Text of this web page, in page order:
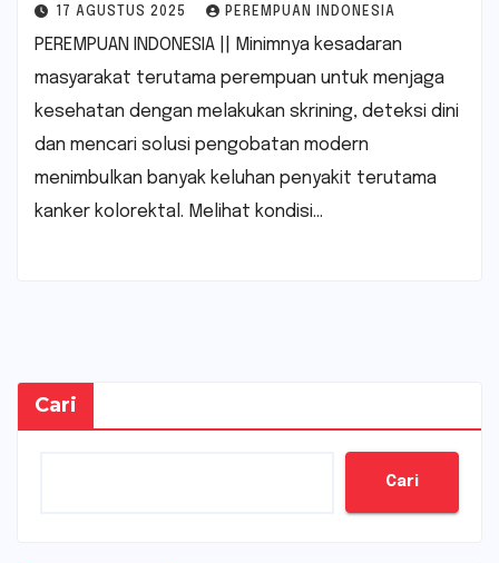
17 AGUSTUS 2025 PEREMPUAN INDONESIA
PEREMPUAN INDONESIA || Minimnya kesadaran
masyarakat terutama perempuan untuk menjaga
kesehatan dengan melakukan skrining, deteksi dini
dan mencari solusi pengobatan modern
menimbulkan banyak keluhan penyakit terutama
kanker kolorektal. Melihat kondisi…
Cari
Cari